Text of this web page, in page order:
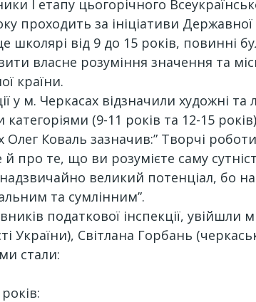
І етапу цьогорічного
проходить за ініціативи
школярі від 9 до 15 років, повинні
власне розуміння значення та
країни.
м. Черкасах відзначили художні та
(9-11 років та 12-15
Коваль зазначив:” Творчі
те, що ви розумієте саму
великий потенціал, бо
та сумлінним”.
податкової інспекції,
України), Світлана Горбань
стали: